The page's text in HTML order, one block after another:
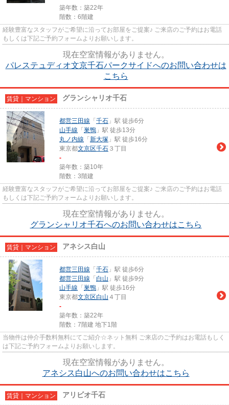
築年数：築22年
階数：6階建
経験豊富なスタッフがご希望に沿ってお部屋をご提案♪ ご来店のご予約はお電話
もしくは下記ご予約フォームよりお願いします。
現在空室情報がありません。
パレステュディオ文京千石パークサイドへのお問い合わせは
こちら
賃貸｜マンション グランシャリオ千石
都営三田線 「 千石 」駅 徒歩6分
山手線 「 巣鴨 」駅 徒歩13分
丸ノ内線 「 新大塚 」駅 徒歩16分
東京都文京区千石 ３丁目
-
築年数：築10年
階数：3階建
経験豊富なスタッフがご希望に沿ってお部屋をご提案♪ ご来店のご予約はお電話
もしくは下記ご予約フォームよりお願いします。
現在空室情報がありません。
グランシャリオ千石へのお問い合わせはこちら
賃貸｜マンション アネシス白山
都営三田線 「 千石 」駅 徒歩6分
都営三田線 「 白山 」駅 徒歩9分
山手線 「 巣鴨 」駅 徒歩16分
東京都文京区白山 ４丁目
-
築年数：築22年
階数：7階建 地下1階
当物件は仲介手数料無料にてご紹介☆ネット無料 ご来店のご予約はお電話もしく
は下記ご予約フォームよりお願いします。
現在空室情報がありません。
アネシス白山へのお問い合わせはこちら
賃貸｜マンション アリビオ千石